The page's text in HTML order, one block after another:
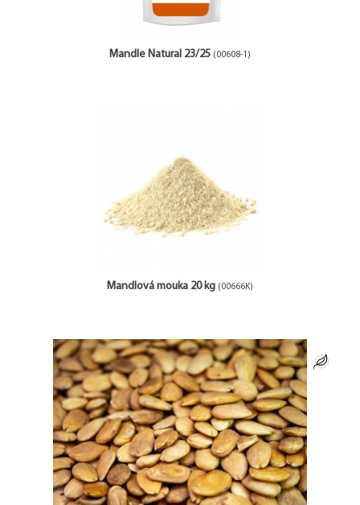
Mandle Natural 23/25 (00608-1)
Mandlová mouka 20 kg (00666K)